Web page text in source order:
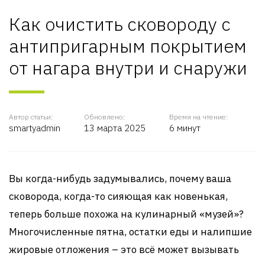
Как очистить сковороду с
антипригарным покрытием
от нагара внутри и снаружи
Автор статьи:
smartyadmin
Обновлено:
13 марта 2025
Время на чтение:
6 минут
Вы когда-нибудь задумывались, почему ваша
сковорода, когда-то сияющая как новенькая,
теперь больше похожа на кулинарный «музей»?
Многочисленные пятна, остатки еды и налипшие
жировые отложения – это всё может вызывать